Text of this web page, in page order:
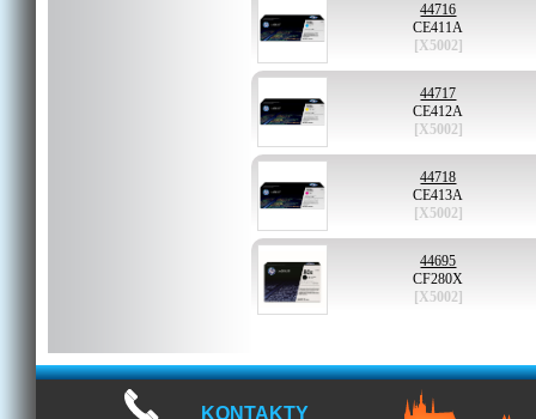
44716
CE411A
[X5002]
44717
CE412A
[X5002]
44718
CE413A
[X5002]
44695
CF280X
[X5002]
KONTAKTY